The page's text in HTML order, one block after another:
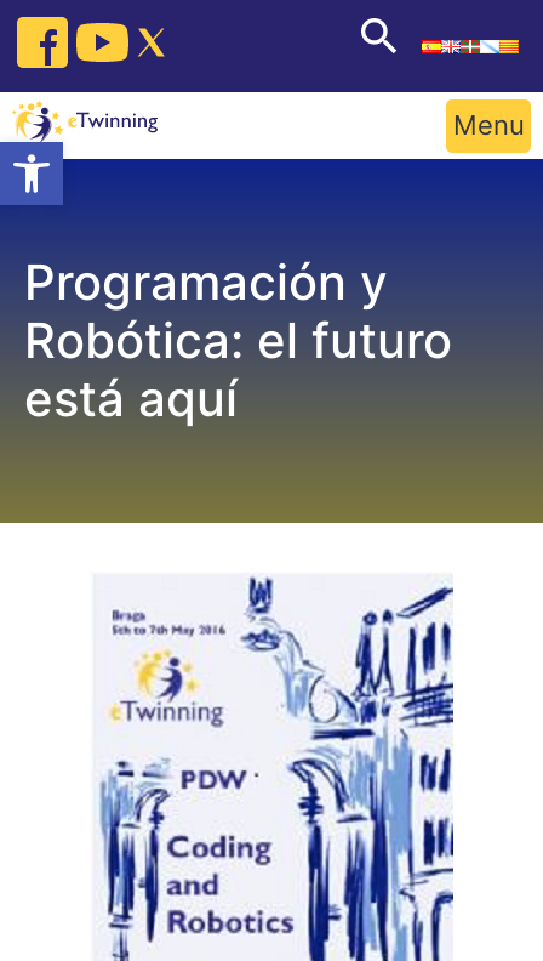
Open toolbar
Skip
content
Menu
Programación y
Robótica: el futuro
está aquí